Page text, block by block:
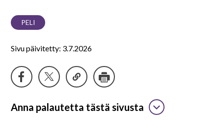
PELI
Sivu päivitetty: 3.7.2026
Anna palautetta tästä sivusta